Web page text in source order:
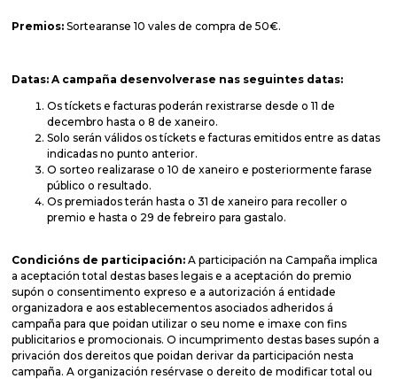
Premios: Sortearanse 10 vales de compra de 50€.
Datas: A campaña desenvolverase nas seguintes datas:
Os tíckets e facturas poderán rexistrarse desde o 11 de
decembro hasta o 8 de xaneiro.
Solo serán válidos os tíckets e facturas emitidos entre as datas
indicadas no punto anterior.
O sorteo realizarase o 10 de xaneiro e posteriormente farase
público o resultado.
Os premiados terán hasta o 31 de xaneiro para recoller o
premio e hasta o 29 de febreiro para gastalo.
Condicións de participación:A participación na Campaña implica
a aceptación total destas bases legais e a aceptación do premio
supón o consentimento expreso e a autorización á entidade
organizadora e aos establecementos asociados adheridos á
campaña para que poidan utilizar o seu nome e imaxe con fins
publicitarios e promocionais. O incumprimento destas bases supón a
privación dos dereitos que poidan derivar da participación nesta
campaña. A organización resérvase o dereito de modificar total ou